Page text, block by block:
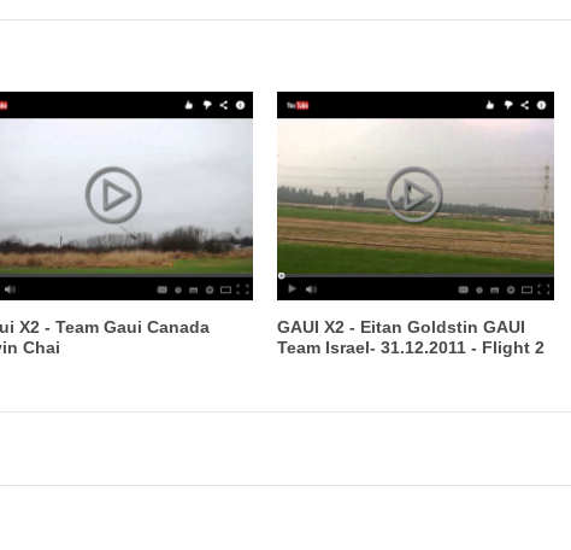
X2 - Team Gaui Canada
Chai
GAUI X2 - Eitan Goldstin GAUI
Team Israel- 31.12.2011 - Flight 2